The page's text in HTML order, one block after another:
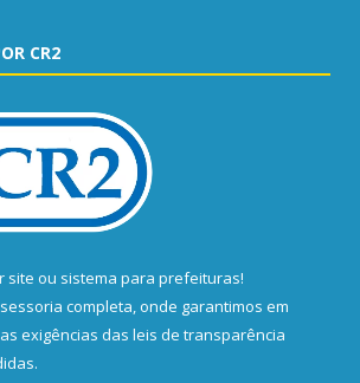
CR2
site ou sistema para prefeituras!
completa, onde garantimos em
exigências das leis de transparência